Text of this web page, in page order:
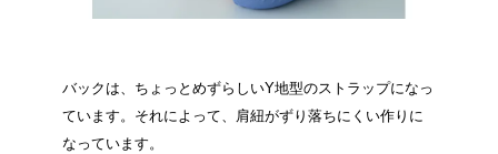
バックは、ちょっとめずらしいY地型のストラップになっ
ています。それによって、肩紐がずり落ちにくい作りに
なっています。